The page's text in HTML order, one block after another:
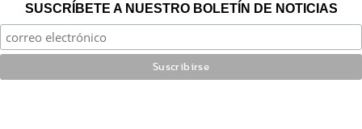
SUSCRÍBETE A NUESTRO BOLETÍN DE NOTICIAS